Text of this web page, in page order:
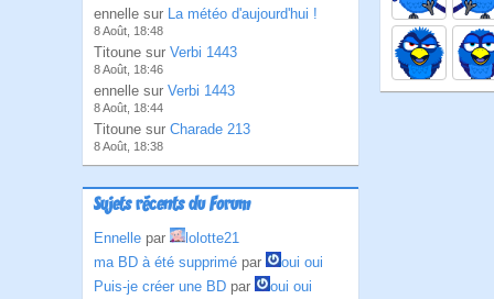
ennelle sur La météo d'aujourd'hui !
8 Août, 18:48
Titoune sur Verbi 1443
8 Août, 18:46
ennelle sur Verbi 1443
8 Août, 18:44
Titoune sur Charade 213
8 Août, 18:38
Sujets récents du Forum
Ennelle par
lolotte21
ma BD à été supprimé par
oui oui
Puis-je créer une BD par
oui oui